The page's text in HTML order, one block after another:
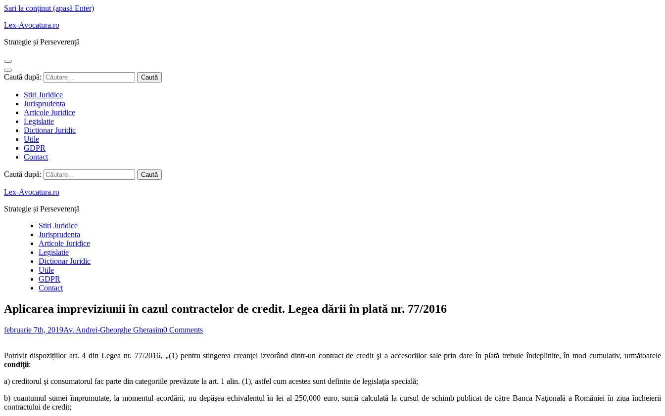
Sari la conținut (apasă Enter)
Lex-Avocatura.ro
Strategie și Perseverență
Caută după:
Stiri Juridice
Jurisprudenta
Articole Juridice
Legislatie
Dictionar Juridic
Utile
GDPR
Contact
Caută după:
Lex-Avocatura.ro
Strategie și Perseverență
Stiri Juridice
Jurisprudenta
Articole Juridice
Legislatie
Dictionar Juridic
Utile
GDPR
Contact
Aplicarea impreviziunii în cazul contractelor de credit. Legea dării în plată nr. 77/2016
februarie 7th, 2019Av. Andrei-Gheorghe Gherasim0 Comments
Potrivit dispozițiilor art. 4 din Legea nr. 77/2016, „(1) pentru stingerea creanţei izvorând dintr-un contract de credit şi a accesoriilor sale prin dare în plată trebuie îndeplinite, în mod cumulativ, următoarele
condiţii:
a) creditorul şi consumatorul fac parte din categoriile prevăzute la art. 1 alin. (1), astfel cum acestea sunt definite de legislaţia specială;
b) cuantumul sumei împrumutate, la momentul acordării, nu depăşea echivalentul în lei al 250,000 euro, sumă calculată la cursul de schimb publicat de către Banca Naţională a României în ziua încheierii
contractului de credit;